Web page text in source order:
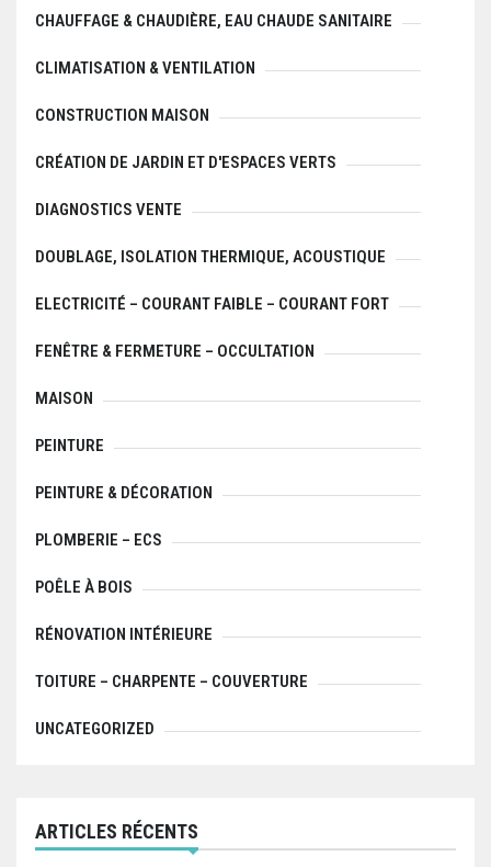
CHAUFFAGE & CHAUDIÈRE, EAU CHAUDE SANITAIRE
CLIMATISATION & VENTILATION
CONSTRUCTION MAISON
CRÉATION DE JARDIN ET D'ESPACES VERTS
DIAGNOSTICS VENTE
DOUBLAGE, ISOLATION THERMIQUE, ACOUSTIQUE
ELECTRICITÉ – COURANT FAIBLE – COURANT FORT
FENÊTRE & FERMETURE – OCCULTATION
MAISON
PEINTURE
PEINTURE & DÉCORATION
PLOMBERIE – ECS
POÊLE À BOIS
RÉNOVATION INTÉRIEURE
TOITURE – CHARPENTE – COUVERTURE
UNCATEGORIZED
ARTICLES RÉCENTS